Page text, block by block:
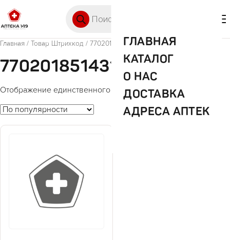
ГЛАВНАЯ
КАТАЛОГ
О НАС
ДОСТАВКА
АДРЕСА АПТЕК
Главная / Товар Штрихкод / 7702018514311
7702018514311
Отображение единственного товара